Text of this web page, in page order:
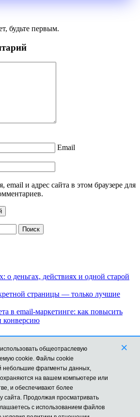
будьте первым.
Email
email и адрес сайта в этом браузере для
о деньгах, действиях и одной старой
страницы — только лучшие
в email-маркетинге: как повысить
конверсию
общеотраслевую
небольшие фрагменты данных,
и обеспечивают более
с использованием файлов
×